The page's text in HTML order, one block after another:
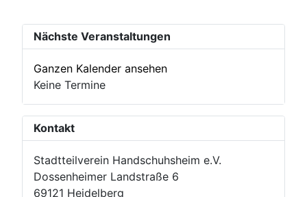
Nächste Veranstaltungen
Ganzen Kalender ansehen
Keine Termine
Kontakt
Stadtteilverein Handschuhsheim e.V.
Dossenheimer Landstraße 6
69121 Heidelberg